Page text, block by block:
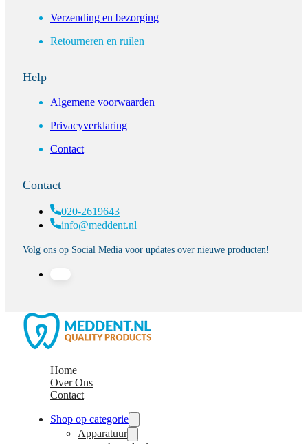
Verzending en bezorging
Retourneren en ruilen
Help
Algemene voorwaarden
Privacyverklaring
Contact
Contact
020-2619643
info@meddent.nl
Volg ons op Social Media voor updates over nieuwe producten!
Home
Over Ons
Contact
Shop op categorie
Apparatuur